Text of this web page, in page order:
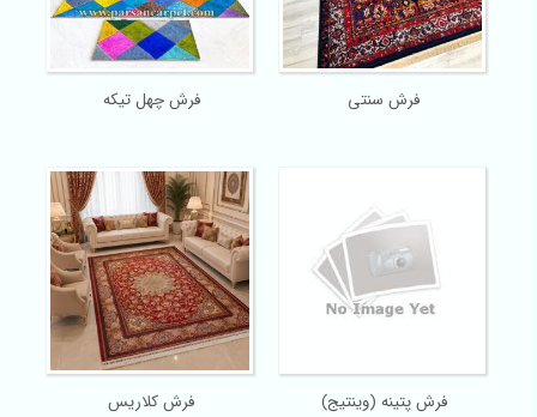
فرش سنتی فرش چهل تیکه
فرش پتینه (وینتیج) فرش کلاریس